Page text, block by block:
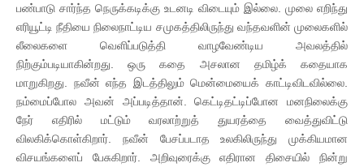
பண்பாடு சார்ந்த நெருக்கடிக்கு உடனடி விடையும் இல்லை. முலை எறிந்து
எரியூட்டி நீதியை நிலைநாட்டிய சமுகத்திலிருந்து வந்தவளின் முலைகளில்
லீலைகளை வெளிப்படுத்தி வாழவேண்டிய அவலத்தில்
நிற்கும்படியாகின்றது. ஒரு கதை அசலான தமிழ்க் கதையாக
மாறுகிறது. நவீன் எந்த இடத்திலும் மென்மையைக் காட்டிவிடவில்லை.
நம்மைப்போல அவன் அப்படித்தான். கெட்டிதட்டிப்போன மனநிலைக்கு
நேர் எதிரில் மட்டும் வரலாற்றுத் துயரத்தை வைத்துவிட்டு
விலகிக்கொள்கிறார். நவீன் பேசப்படாத உலகிலிருந்து முக்கியமான
விசயங்களைப் பேசுகிறார். அறிவுரைக்கு எதிரான திசையில் நின்று